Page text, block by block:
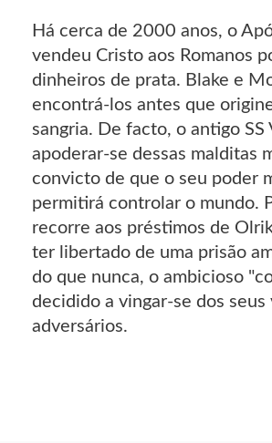
Há cerca de 2000 anos, o
vendeu Cristo aos Romanos
dinheiros de prata. Blake e
encontrá-los antes que
sangria. De facto, o antigo SS
apoderar-se dessas malditas
convicto de que o seu poder
permitirá controlar o mundo.
recorre aos préstimos de
ter libertado de uma prisão
do que nunca, o ambicioso
decidido a vingar-se dos seus
adversários.